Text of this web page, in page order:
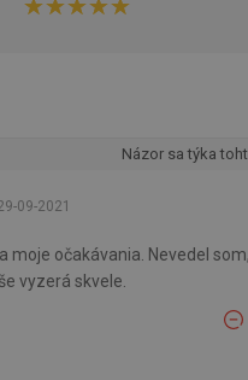
Názor sa týka
09-2021
moje očakávania. Nevedel
vyzerá skvele.